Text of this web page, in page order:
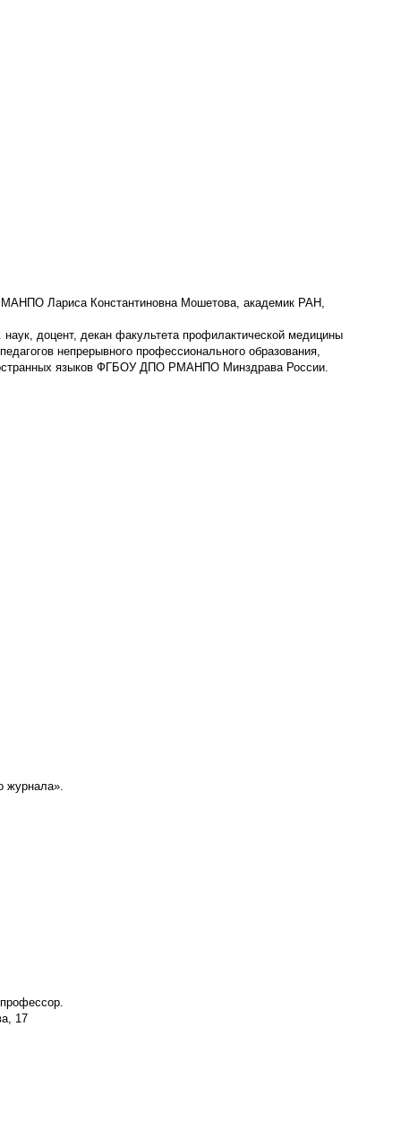
Лариса Константиновна Мошетова, академик РАН,
доцент, декан факультета профилактической медицины
непрерывного профессионального образования,
языков ФГБОУ ДПО РМАНПО Минздрава России.
журнала».
17